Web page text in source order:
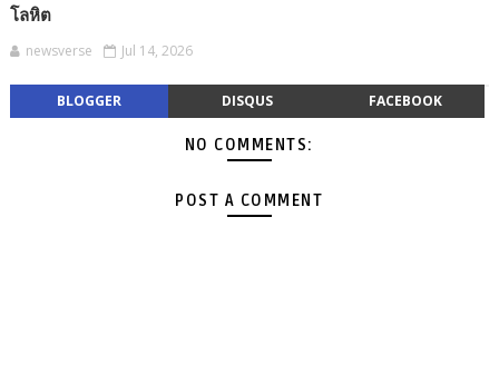
โลหิต
newsverse Jul 14, 2026
BLOGGER DISQUS FACEBOOK
NO COMMENTS:
POST A COMMENT